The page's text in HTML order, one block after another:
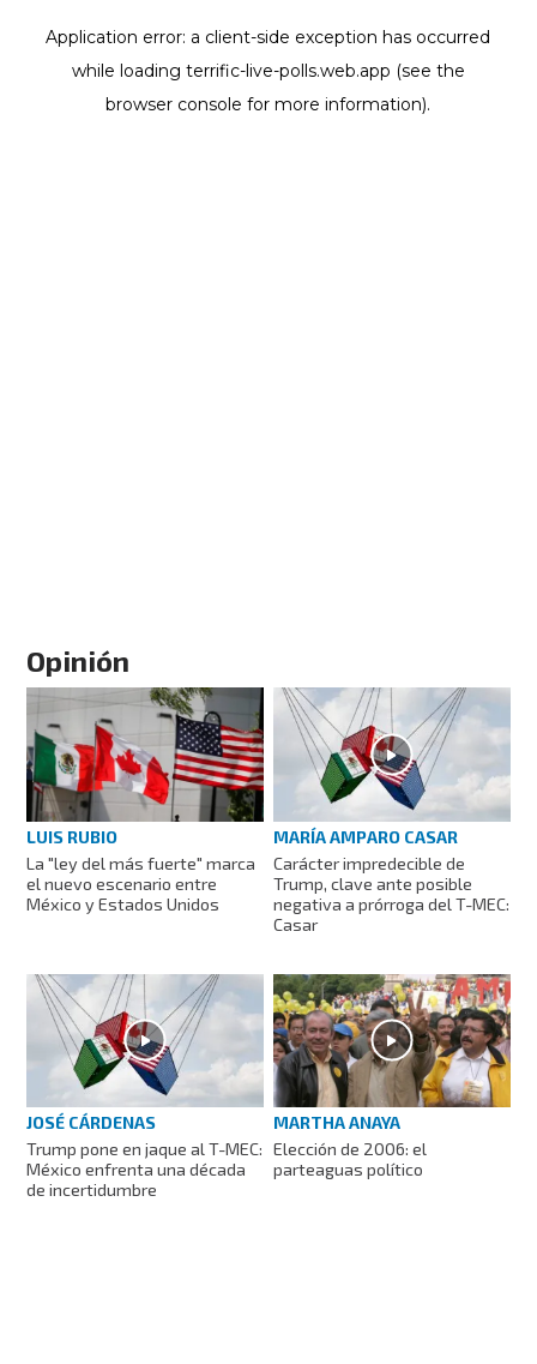
Opinión
LUIS RUBIO
La "ley del más fuerte" marca
el nuevo escenario entre
México y Estados Unidos
MARÍA AMPARO CASAR
Carácter impredecible de
Trump, clave ante posible
negativa a prórroga del T-MEC:
Casar
JOSÉ CÁRDENAS
Trump pone en jaque al T-MEC:
México enfrenta una década
de incertidumbre
MARTHA ANAYA
Elección de 2006: el
parteaguas político